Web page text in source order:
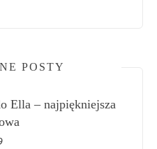
POSTY
Ella – najpiękniejsza